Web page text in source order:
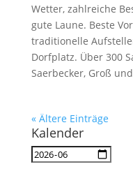
Wetter, zahlreiche
gute Laune. Beste
traditionelle
Dorfplatz. Über 300
Saerbecker, Groß
« Ältere Einträge
Kalender